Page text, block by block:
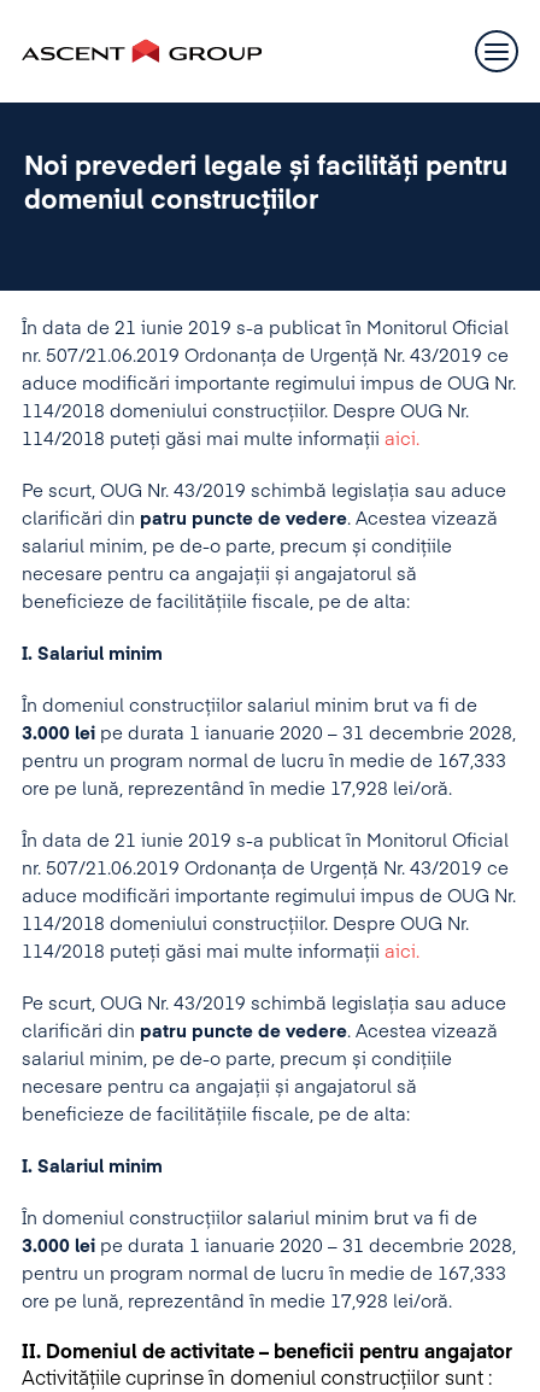
Noi prevederi legale și facilități pentru
domeniul construcțiilor
În data de 21 iunie 2019 s-a publicat în Monitorul Oficial
nr. 507/21.06.2019 Ordonanța de Urgență Nr. 43/2019 ce
aduce modificări importante regimului impus de OUG Nr.
114/2018 domeniului construcțiilor. Despre OUG Nr.
114/2018 puteți găsi mai multe informații aici.
Pe scurt, OUG Nr. 43/2019 schimbă legislația sau aduce
clarificări din patru puncte de vedere. Acestea vizează
salariul minim, pe de-o parte, precum și condițiile
necesare pentru ca angajații și angajatorul să
beneficieze de facilitățiile fiscale, pe de alta:
I. Salariul minim
În domeniul construcțiilor salariul minim brut va fi de
3.000 lei pe durata 1 ianuarie 2020 – 31 decembrie 2028,
pentru un program normal de lucru în medie de 167,333
ore pe lună, reprezentând în medie 17,928 lei/oră.
În data de 21 iunie 2019 s-a publicat în Monitorul Oficial
nr. 507/21.06.2019 Ordonanța de Urgență Nr. 43/2019 ce
aduce modificări importante regimului impus de OUG Nr.
114/2018 domeniului construcțiilor. Despre OUG Nr.
114/2018 puteți găsi mai multe informații aici.
Pe scurt, OUG Nr. 43/2019 schimbă legislația sau aduce
clarificări din patru puncte de vedere. Acestea vizează
salariul minim, pe de-o parte, precum și condițiile
necesare pentru ca angajații și angajatorul să
beneficieze de facilitățiile fiscale, pe de alta:
I. Salariul minim
În domeniul construcțiilor salariul minim brut va fi de
3.000 lei pe durata 1 ianuarie 2020 – 31 decembrie 2028,
pentru un program normal de lucru în medie de 167,333
ore pe lună, reprezentând în medie 17,928 lei/oră.
II. Domeniul de activitate – beneficii pentru angajator
Activitățiile cuprinse în domeniul construcțiilor sunt :